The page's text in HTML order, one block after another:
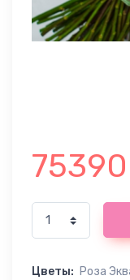
75390
Цветы: Роза